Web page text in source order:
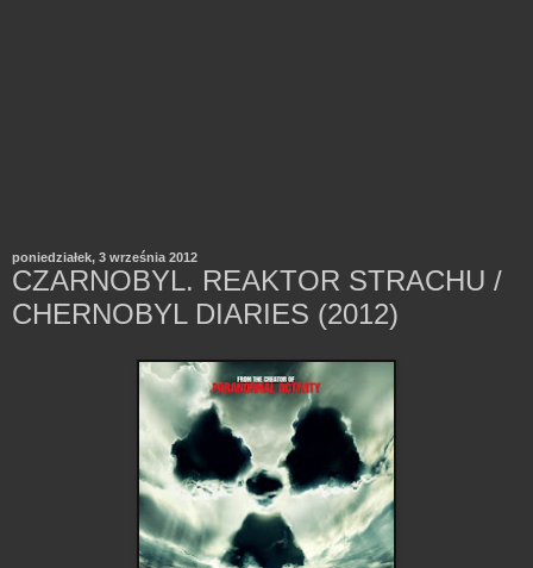
poniedziałek, 3 września 2012
CZARNOBYL. REAKTOR STRACHU /
CHERNOBYL DIARIES (2012)